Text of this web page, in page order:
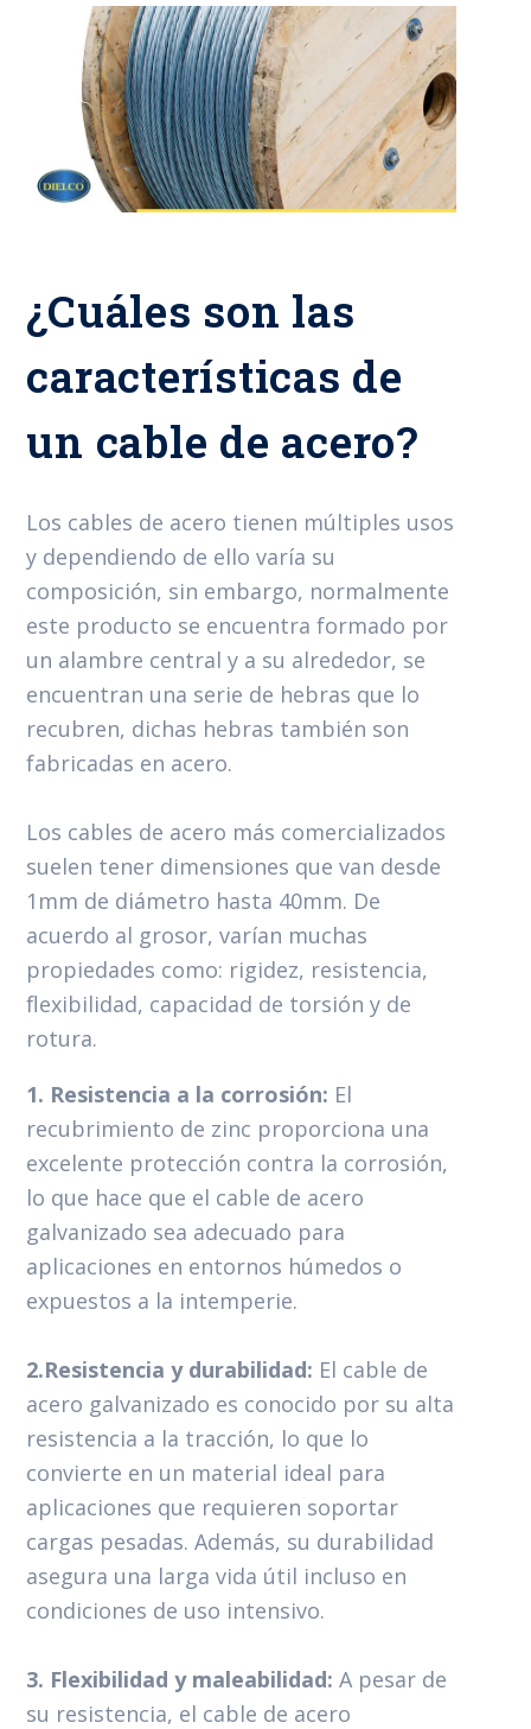
¿Cuáles son las
características de
un cable de acero?
Los cables de acero tienen múltiples usos
y dependiendo de ello varía su
composición, sin embargo, normalmente
este producto se encuentra formado por
un alambre central y a su alrededor, se
encuentran una serie de hebras que lo
recubren, dichas hebras también son
fabricadas en acero.
Los cables de acero más comercializados
suelen tener dimensiones que van desde
1mm de diámetro hasta 40mm. De
acuerdo al grosor, varían muchas
propiedades como: rigidez, resistencia,
flexibilidad, capacidad de torsión y de
rotura.
1. Resistencia a la corrosión: El
recubrimiento de zinc proporciona una
excelente protección contra la corrosión,
lo que hace que el cable de acero
galvanizado sea adecuado para
aplicaciones en entornos húmedos o
expuestos a la intemperie.
2.Resistencia y durabilidad: El cable de
acero galvanizado es conocido por su alta
resistencia a la tracción, lo que lo
convierte en un material ideal para
aplicaciones que requieren soportar
cargas pesadas. Además, su durabilidad
asegura una larga vida útil incluso en
condiciones de uso intensivo.
3. Flexibilidad y maleabilidad: A pesar de
su resistencia, el cable de acero